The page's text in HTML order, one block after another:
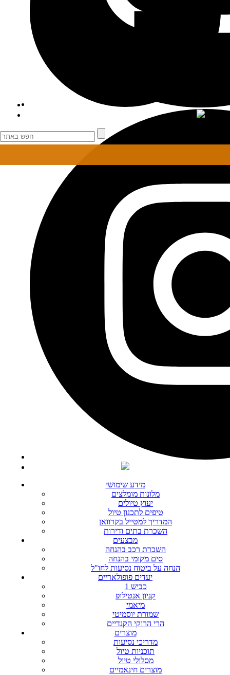
מידע שימושי
מלונות מומלצים
יעוץ טיולים
טיפים לתכנון טיול
המדריך למטייל בקרוואן
השכרת בתים ודירות
מבצעים
השכרת רכב בהנחה
סים מקומי בהנחה
הנחה על ביטוח נסיעות לחו"ל
יעדים פופולאריים
כביש 1
קניון אנטילופ
מיאמי
שמורת יוסמיטי
הרי הרוקי הקנדיים
מוצרים
מדריכי נסיעות
תוכניות טיול
מסלולי טיול
מוצרים חינאמיים